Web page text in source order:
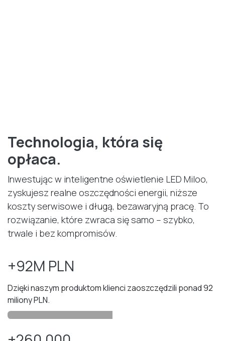
Technologia, która się
opłaca.
Inwestując w inteligentne oświetlenie LED Miloo,
zyskujesz realne oszczędności energii, niższe
koszty serwisowe i długą, bezawaryjną pracę. To
rozwiązanie, które zwraca się samo – szybko,
trwale i bez kompromisów.
+92M PLN
Dzięki naszym produktom klienci zaoszczędzili ponad 92
miliony PLN.